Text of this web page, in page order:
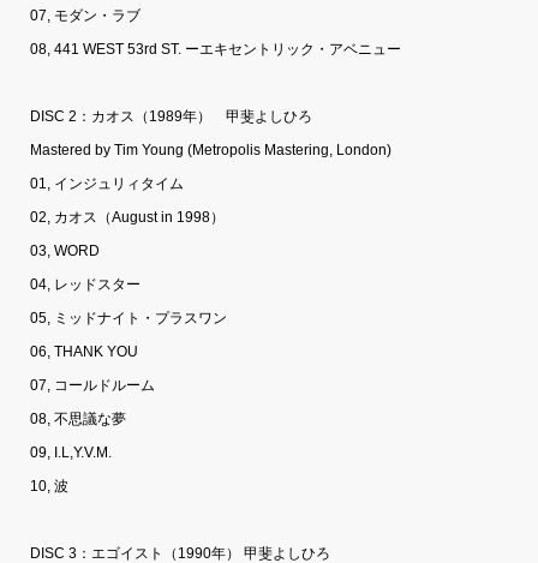
07, モダン・ラブ
08, 441 WEST 53rd ST. ーエキセントリック・アベニュー
DISC 2：カオス（1989年） 甲斐よしひろ
Mastered by Tim Young (Metropolis Mastering, London)
01, インジュリィタイム
02, カオス（August in 1998）
03, WORD
04, レッドスター
05, ミッドナイト・プラスワン
06, THANK YOU
07, コールドルーム
08, 不思議な夢
09, I.L,Y.V.M.
10, 波
DISC 3：エゴイスト（1990年） 甲斐よしひろ